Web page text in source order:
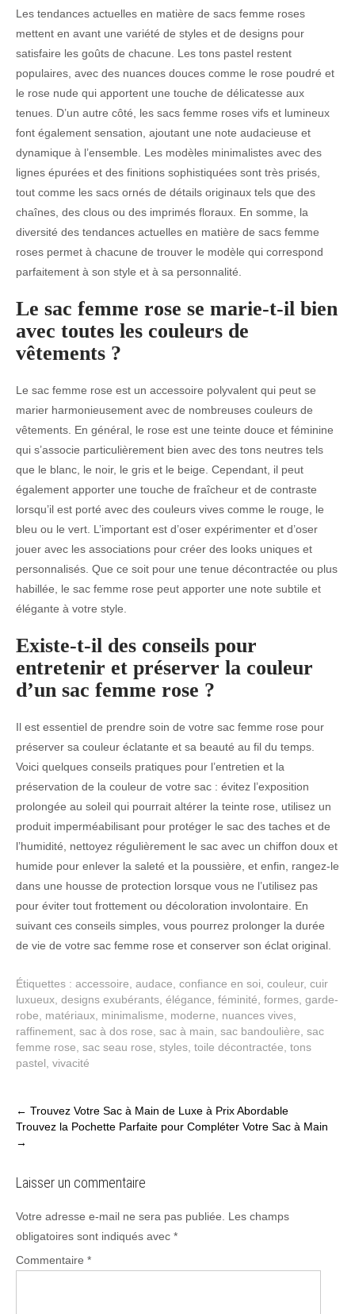
Les tendances actuelles en matière de sacs femme roses
mettent en avant une variété de styles et de designs pour
satisfaire les goûts de chacune. Les tons pastel restent
populaires, avec des nuances douces comme le rose poudré et
le rose nude qui apportent une touche de délicatesse aux
tenues. D’un autre côté, les sacs femme roses vifs et lumineux
font également sensation, ajoutant une note audacieuse et
dynamique à l’ensemble. Les modèles minimalistes avec des
lignes épurées et des finitions sophistiquées sont très prisés,
tout comme les sacs ornés de détails originaux tels que des
chaînes, des clous ou des imprimés floraux. En somme, la
diversité des tendances actuelles en matière de sacs femme
roses permet à chacune de trouver le modèle qui correspond
parfaitement à son style et à sa personnalité.
Le sac femme rose se marie-t-il bien
avec toutes les couleurs de
vêtements ?
Le sac femme rose est un accessoire polyvalent qui peut se
marier harmonieusement avec de nombreuses couleurs de
vêtements. En général, le rose est une teinte douce et féminine
qui s’associe particulièrement bien avec des tons neutres tels
que le blanc, le noir, le gris et le beige. Cependant, il peut
également apporter une touche de fraîcheur et de contraste
lorsqu’il est porté avec des couleurs vives comme le rouge, le
bleu ou le vert. L’important est d’oser expérimenter et d’oser
jouer avec les associations pour créer des looks uniques et
personnalisés. Que ce soit pour une tenue décontractée ou plus
habillée, le sac femme rose peut apporter une note subtile et
élégante à votre style.
Existe-t-il des conseils pour
entretenir et préserver la couleur
d’un sac femme rose ?
Il est essentiel de prendre soin de votre sac femme rose pour
préserver sa couleur éclatante et sa beauté au fil du temps.
Voici quelques conseils pratiques pour l’entretien et la
préservation de la couleur de votre sac : évitez l’exposition
prolongée au soleil qui pourrait altérer la teinte rose, utilisez un
produit imperméabilisant pour protéger le sac des taches et de
l’humidité, nettoyez régulièrement le sac avec un chiffon doux et
humide pour enlever la saleté et la poussière, et enfin, rangez-le
dans une housse de protection lorsque vous ne l’utilisez pas
pour éviter tout frottement ou décoloration involontaire. En
suivant ces conseils simples, vous pourrez prolonger la durée
de vie de votre sac femme rose et conserver son éclat original.
Étiquettes : accessoire audace confiance en soi couleur, cuir
luxueux designs exubérants élégance féminité formes garde-
robe
matériaux minimalisme moderne nuances vives
raffinement sac à dos rose sac à main sac bandoulière sac
femme rose sac seau rose styles toile décontractée tons
pastel vivacité
Post
navigation
← Trouvez Votre Sac à Main de Luxe à Prix Abordable
Trouvez la Pochette Parfaite pour Compléter Votre Sac à Main
→
Laisser un commentaire
Votre adresse e-mail ne sera pas publiée.
Les champs
obligatoires sont indiqués avec *
Commentaire *